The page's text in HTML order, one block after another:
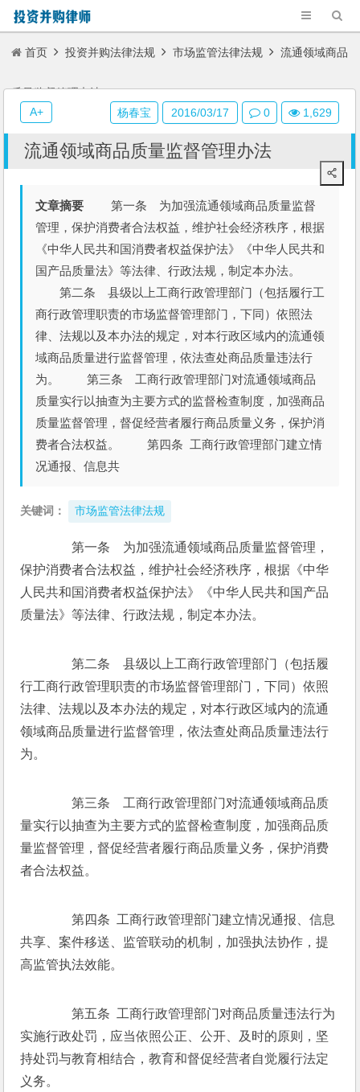
首页 投资并购法律法规 市场监管法律法规 流通领域商品
质量监督管理办法
流通领域商品质量监督管理办法
文章摘要 第一条 为加强流通领域商品质量监督
管理，保护消费者合法权益，维护社会经济秩序，根据
《中华人民共和国消费者权益保护法》《中华人民共和
国产品质量法》等法律、行政法规，制定本办法。
第二条 县级以上工商行政管理部门（包括履行工
商行政管理职责的市场监督管理部门，下同）依照法
律、法规以及本办法的规定，对本行政区域内的流通领
域商品质量进行监督管理，依法查处商品质量违法行
为。 第三条 工商行政管理部门对流通领域商品
质量实行以抽查为主要方式的监督检查制度，加强商品
质量监督管理，督促经营者履行商品质量义务，保护消
费者合法权益。 第四条 工商行政管理部门建立情
况通报、信息共
关键词： 市场监管法律法规
第一条　为加强流通领域商品质量监督管理，
保护消费者合法权益，维护社会经济秩序，根据《中华
人民共和国消费者权益保护法》《中华人民共和国产品
质量法》等法律、行政法规，制定本办法。
第二条　县级以上工商行政管理部门（包括履
行工商行政管理职责的市场监督管理部门，下同）依照
法律、法规以及本办法的规定，对本行政区域内的流通
领域商品质量进行监督管理，依法查处商品质量违法行
为。
第三条　工商行政管理部门对流通领域商品质
量实行以抽查为主要方式的监督检查制度，加强商品质
量监督管理，督促经营者履行商品质量义务，保护消费
者合法权益。
第四条  工商行政管理部门建立情况通报、信息
共享、案件移送、监管联动的机制，加强执法协作，提
高监管执法效能。
第五条  工商行政管理部门对商品质量违法行为
实施行政处罚，应当依照公正、公开、及时的原则，坚
持处罚与教育相结合，教育和督促经营者自觉履行法定
义务。
杨春宝 2016/03/17 0 1,629
A+